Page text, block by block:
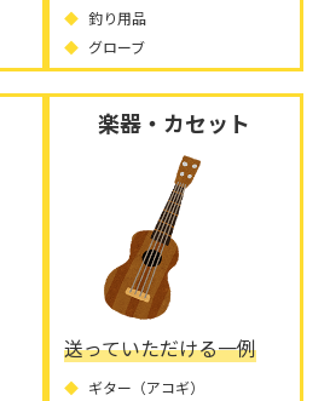
釣り用品
グローブ
楽器・カセット
送っていただける一例
ギター（アコギ）